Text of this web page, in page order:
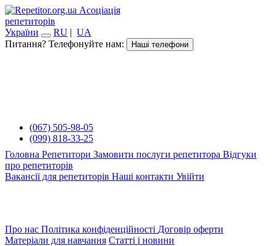
Асоціація
репетиторів
України
RU | UA
Питання? Телефонуйте нам:
Наші телефони
(067) 505-98-05
(099) 818-33-25
Головна Репетитори Замовити послуги репетитора Відгуки
про репетиторів
Вакансії для репетиторів Наші контакти Увійти
Про нас Політика конфіденційності Договір оферти
Матеріали для навчання Статті і новини